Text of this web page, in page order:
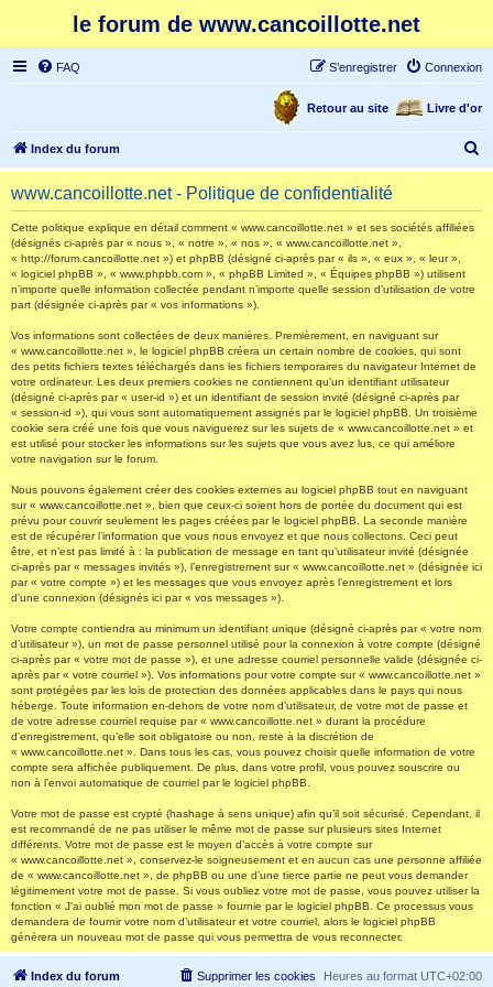
le forum de www.cancoillotte.net
FAQ Connexion
S’enregistrer
Livre d'or
Retour au site
Index du forum
e
www.cancoillotte.net - Politique de confidentialité
Cette politique explique en détail comment « www.cancoillotte.net » et ses sociétés affiliées
(désignés ci-après par « nous », « notre », « nos », « www.cancoillotte.net »,
« http://forum.cancoillotte.net ») et phpBB (désigné ci-après par « ils », « eux », « leur »,
« logiciel phpBB », « www.phpbb.com », « phpBB Limited », « Équipes phpBB ») utilisent
n’importe quelle information collectée pendant n’importe quelle session d’utilisation de votre
part (désignée ci-après par « vos informations »).
Vos informations sont collectées de deux manières. Premièrement, en naviguant sur
« www.cancoillotte.net », le logiciel phpBB créera un certain nombre de cookies, qui sont
des petits fichiers textes téléchargés dans les fichiers temporaires du navigateur Internet de
votre ordinateur. Les deux premiers cookies ne contiennent qu’un identifiant utilisateur
(désigné ci-après par « user-id ») et un identifiant de session invité (désigné ci-après par
« session-id »), qui vous sont automatiquement assignés par le logiciel phpBB. Un troisième
cookie sera créé une fois que vous naviguerez sur les sujets de « www.cancoillotte.net » et
est utilisé pour stocker les informations sur les sujets que vous avez lus, ce qui améliore
votre navigation sur le forum.
Nous pouvons également créer des cookies externes au logiciel phpBB tout en naviguant
sur « www.cancoillotte.net », bien que ceux-ci soient hors de portée du document qui est
prévu pour couvrir seulement les pages créées par le logiciel phpBB. La seconde manière
est de récupérer l’information que vous nous envoyez et que nous collectons. Ceci peut
être, et n’est pas limité à : la publication de message en tant qu’utilisateur invité (désignée
ci-après par « messages invités »), l’enregistrement sur « www.cancoillotte.net » (désignée ici
par « votre compte ») et les messages que vous envoyez après l’enregistrement et lors
d’une connexion (désignés ici par « vos messages »).
Votre compte contiendra au minimum un identifiant unique (désigné ci-après par « votre nom
d’utilisateur »), un mot de passe personnel utilisé pour la connexion à votre compte (désigné
ci-après par « votre mot de passe »), et une adresse courriel personnelle valide (désignée ci-
après par « votre courriel »). Vos informations pour votre compte sur « www.cancoillotte.net »
sont protégées par les lois de protection des données applicables dans le pays qui nous
héberge. Toute information en-dehors de votre nom d’utilisateur, de votre mot de passe et
de votre adresse courriel requise par « www.cancoillotte.net » durant la procédure
d’enregistrement, qu’elle soit obligatoire ou non, reste à la discrétion de
« www.cancoillotte.net ». Dans tous les cas, vous pouvez choisir quelle information de votre
compte sera affichée publiquement. De plus, dans votre profil, vous pouvez souscrire ou
non à l’envoi automatique de courriel par le logiciel phpBB.
Votre mot de passe est crypté (hashage à sens unique) afin qu’il soit sécurisé. Cependant, il
est recommandé de ne pas utiliser le même mot de passe sur plusieurs sites Internet
différents. Votre mot de passe est le moyen d’accès à votre compte sur
« www.cancoillotte.net », conservez-le soigneusement et en aucun cas une personne affiliée
de « www.cancoillotte.net », de phpBB ou une d’une tierce partie ne peut vous demander
légitimement votre mot de passe. Si vous oubliez votre mot de passe, vous pouvez utiliser la
fonction « J’ai oublié mon mot de passe » fournie par le logiciel phpBB. Ce processus vous
demandera de fournir votre nom d’utilisateur et votre courriel, alors le logiciel phpBB
générera un nouveau mot de passe qui vous permettra de vous reconnecter.
Index du forum Heures au format UTC+02:00
Supprimer les cookies